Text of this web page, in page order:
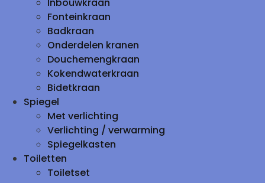
Fonteinkraan
Badkraan
Onderdelen kranen
Douchemengkraan
Kokendwaterkraan
Bidetkraan
Spiegel
Met verlichting
Verlichting / verwarming
Spiegelkasten
Toiletten
Toiletset